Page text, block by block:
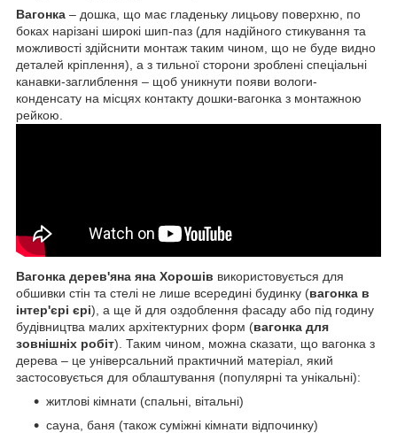
Вагонка – дошка, що має гладеньку лицьову поверхню, по
боках нарізані широкі шип-паз (для надійного стикування та
можливості здійснити монтаж таким чином, що не буде видно
деталей кріплення), а з тильної сторони зроблені спеціальні
канавки-заглиблення – щоб уникнути появи вологи-
конденсату на місцях контакту дошки-вагонка з монтажною
рейкою.
Вагонка дерев'яна яна Хорошів використовується для
обшивки стін та стелі не лише всередині будинку (вагонка в
інтер'єрі єрі), а ще й для оздоблення фасаду або під годину
будівництва малих архітектурних форм (вагонка для
зовнішніх робіт). Таким чином, можна сказати, що вагонка з
дерева – це універсальний практичний матеріал, який
застосовується для облаштування (популярні та унікальні):
житлові кімнати (спальні, вітальні)
сауна, баня (також суміжні кімнати відпочинку)